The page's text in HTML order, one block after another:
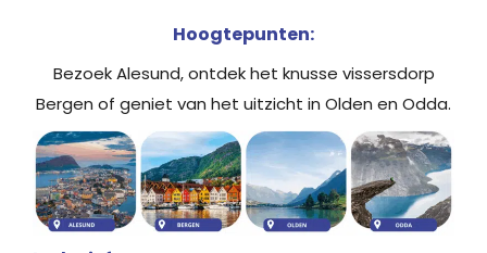
Hoogtepunten:
Bezoek Alesund, ontdek het knusse vissersdorp
Bergen of geniet van het uitzicht in Olden en Odda.